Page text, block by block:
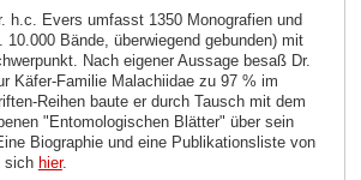
h.c. Evers umfasst 1350 Monografien und
Bände, überwiegend gebunden) mit
Nach eigener Aussage besaß Dr.
Käfer-Familie Malachiidae zu 97 % im
Reihen baute er durch Tausch mit dem
"Entomologischen Blätter" über sein
Biographie und eine Publikationsliste von
sich hier.